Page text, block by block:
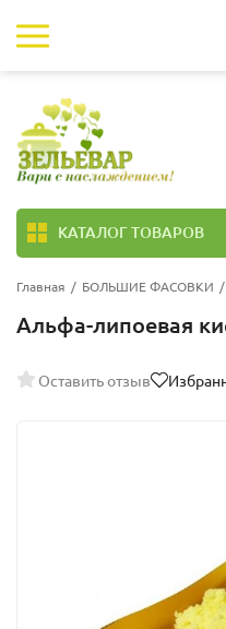
КАТАЛОГ ТОВАРОВ
Главная / БОЛЬШИЕ ФАСОВКИ /
Альфа-липоевая
Оставить отзыв